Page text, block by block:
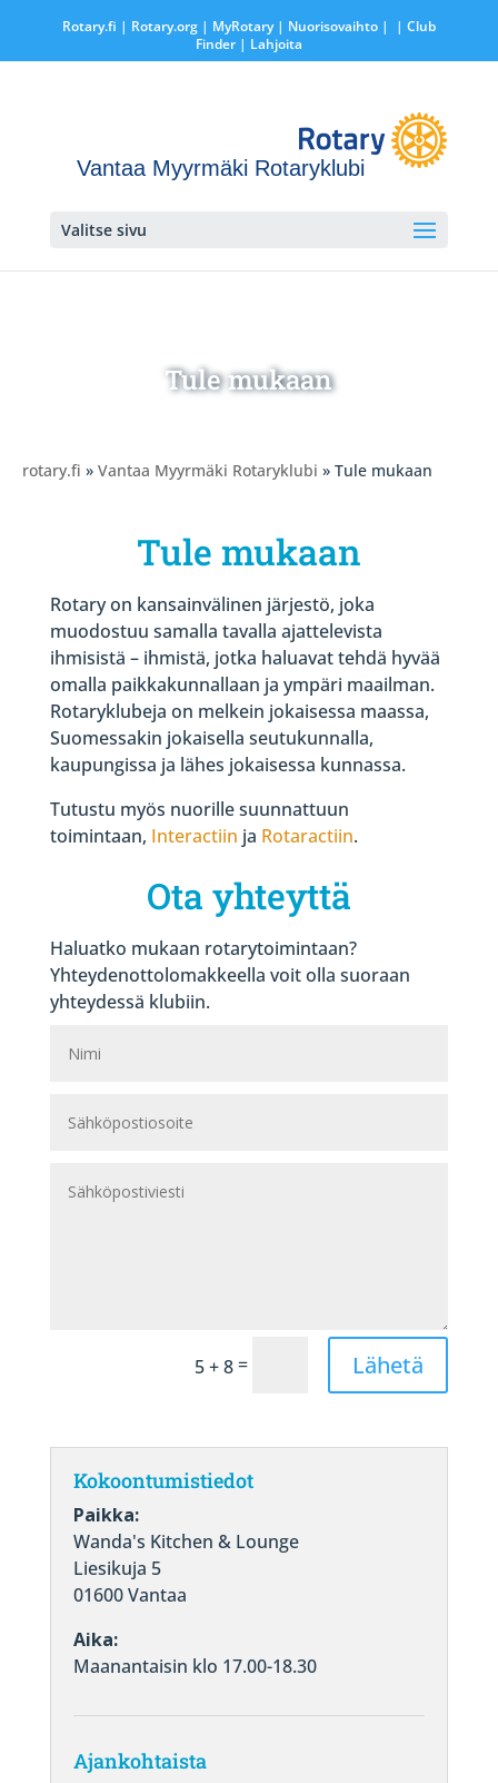
Rotary.fi | Rotary.org| MyRotary | Nuorisovaihto|
| Club
Finder| Lahjoita
Vantaa Myyrmäki Rotaryklubi
Valitse sivu
Tule mukaan
rotary.fi » Vantaa Myyrmäki Rotaryklubi » Tule mukaan
Tule mukaan
Rotary on kansainvälinen järjestö, joka
muodostuu samalla tavalla ajattelevista
ihmisistä – ihmistä, jotka haluavat tehdä hyvää
omalla paikkakunnallaan ja ympäri maailman.
Rotaryklubeja on melkein jokaisessa maassa,
Suomessakin jokaisella seutukunnalla,
kaupungissa ja lähes jokaisessa kunnassa.
Tutustu myös nuorille suunnattuun
toimintaan, Interactiin ja Rotaractiin.
Ota yhteyttä
Haluatko mukaan rotarytoimintaan?
Yhteydenottolomakkeella voit olla suoraan
yhteydessä klubiin.
5 + 8= Lähetä
Kokoontumistiedot
Paikka:
Wanda's Kitchen & Lounge
Liesikuja 5
01600 Vantaa
Aika:
Maanantaisin klo 17.00-18.30
Ajankohtaista